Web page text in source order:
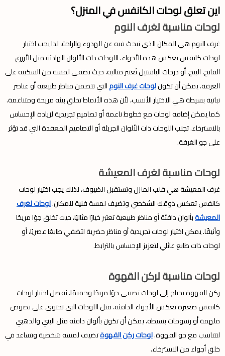
اين تعلق لوحات الكانفس في المنزل؟
لوحات مناسبة لغرف النوم
غرف النوم هي المكان الذي نبحث فيه عن الهدوء والراحة، لذا يجب اختيار
لوحات كانفس تعكس هذه الأجواء. اللوحات ذات الألوان الهادئة مثل الأزرق
الفاتح، البيج، أو درجات الباستيل تُعتبر مثالية، حيث تضفي لمسة من السكينة على
الغرفة. يمكن أن تكونلوحات غرف النومالتي تتضمن مناظر طبيعية أو عناصر
نباتية بسيطة هي الاختيار الأنسب، لأن هذه الأنماط تخلق بيئة مريحة ومتناغمة.
كما يمكن إضافة لوحات مع خطوط ناعمة أو تصاميم تجريدية لزيادة الإحساس
بالاسترخاء. تجنب اللوحات ذات الألوان الجريئة أو التصاميم المعقدة التي قد تؤثر
على جو الغرفة.
لوحات مناسبة لغرف المعيشة
غرف المعيشة هي قلب المنزل وتستقبل الضيوف، لذلك يجب اختيار لوحات
كانفس تعكس ذوقك الشخصي وتضيف لمسة فنية للمكان.لوحات لغرف
المعيشةبألوان دافئة أو مناظر طبيعية تعتبر خيارًا مثاليًا، حيث تخلق جوًا مريحًا
وأنيقًا. يمكن اختيار لوحات تجريدية أو مناظر حضرية لتضفي طابعًا عصريًا، أو
لوحات ذات طابع عائلي لتعزيز الإحساس بالترابط.
لوحات مناسبة لركن القهوة
ركن القهوة يحتاج إلى لوحات تضفي جوًا مريحًا وحميمًا. يُفضل اختيار لوحات
كانفس صغيرة تعكس الأجواء الدافئة، مثل اللوحات التي تحتوي على نصوص
ملهمة أو رسومات بسيطة، يمكن أن تكون بألوان دافئة مثل البني والذهبي
لتتناسب مع جو القهوة.لوحات ركن القهوةتضيف لمسة شخصية وتساعد في
خلق أجواء من الاسترخاء.